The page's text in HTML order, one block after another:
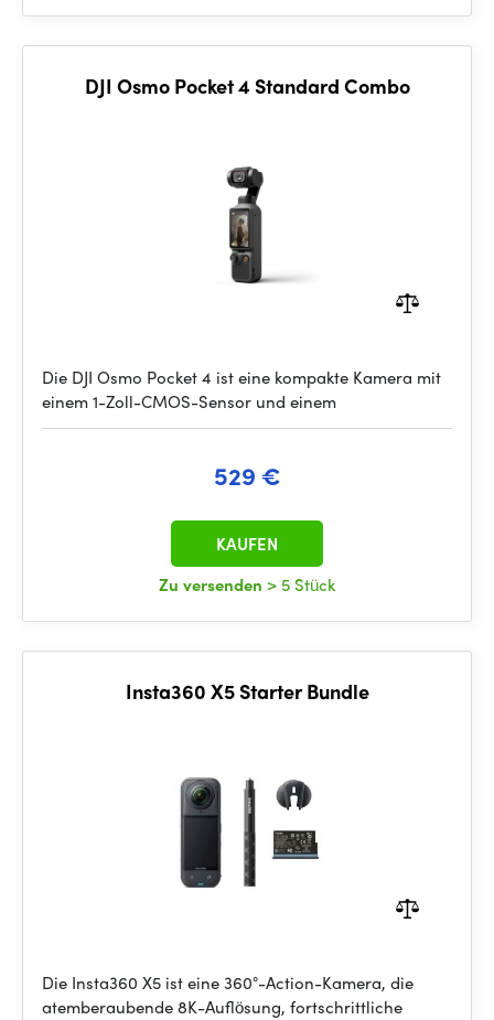
DJI Osmo Pocket 4 Standard Combo
Die DJI Osmo Pocket 4 ist eine kompakte Kamera mit
einem 1-Zoll-CMOS-Sensor und einem
529 €
Zu versenden > 5 Stück
KAUFEN
Insta360 X5 Starter Bundle
Die Insta360 X5 ist eine 360°-Action-Kamera, die
atemberaubende 8K-Auflösung, fortschrittliche